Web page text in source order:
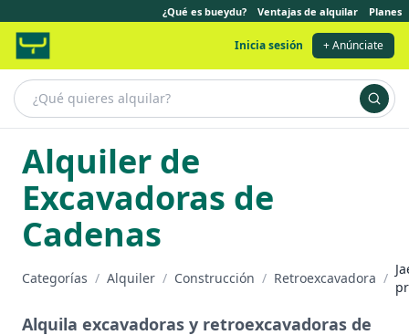
¿Qué es bueydu? Ventajas de alquilar Planes
Inicia sesión + Anúnciate
Alquiler de
Excavadoras de
Cadenas
Categorías / Alquiler / Construcción / Retroexcavadora /
Alquila excavadoras y retroexcavadoras de